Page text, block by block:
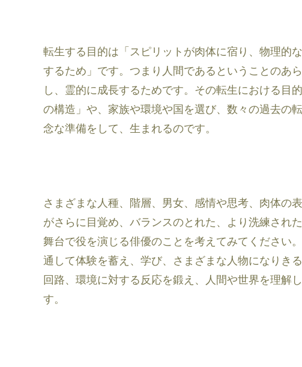
転生する目的は「スピリットが肉体に宿り、物理的
するため」です。つまり人間であるということのあ
し、霊的に成長するためです。その転生における目
の構造」や、家族や環境や国を選び、数々の過去の
念な準備をして、生まれるのです。
さまざまな人種、階層、男女、感情や思考、肉体の
がさらに目覚め、バランスのとれた、より洗練され
舞台で役を演じる俳優のことを考えてみてください
通して体験を蓄え、学び、さまざまな人物になりき
回路、環境に対する反応を鍛え、人間や世界を理解
す。